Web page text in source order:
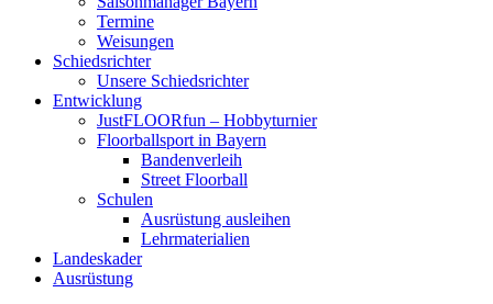
Termine
Weisungen
Schiedsrichter
Unsere Schiedsrichter
Entwicklung
JustFLOORfun – Hobbyturnier
Floorballsport in Bayern
Bandenverleih
Street Floorball
Schulen
Ausrüstung ausleihen
Lehrmaterialien
Landeskader
Ausrüstung